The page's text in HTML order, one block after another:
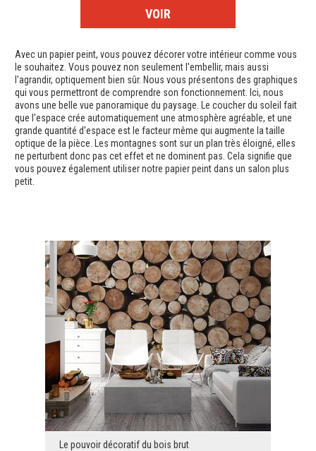
VOIR
Avec un papier peint, vous pouvez décorer votre intérieur comme vous
le souhaitez. Vous pouvez non seulement l'embellir, mais aussi
l'agrandir, optiquement bien sûr. Nous vous présentons des graphiques
qui vous permettront de comprendre son fonctionnement. Ici, nous
avons une belle vue panoramique du paysage. Le coucher du soleil fait
que l'espace crée automatiquement une atmosphère agréable, et une
grande quantité d'espace est le facteur même qui augmente la taille
optique de la pièce. Les montagnes sont sur un plan très éloigné, elles
ne perturbent donc pas cet effet et ne dominent pas. Cela signifie que
vous pouvez également utiliser notre papier peint dans un salon plus
petit.
Le pouvoir décoratif du bois brut